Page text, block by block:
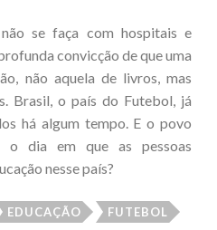
se faça com hospitais e
convicção de que uma
não aquela de livros, mas
Brasil, o país do Futebol, já
há algum tempo. E o povo
o dia em que as pessoas
nesse país?
EDUCAÇÃO FUTEBOL